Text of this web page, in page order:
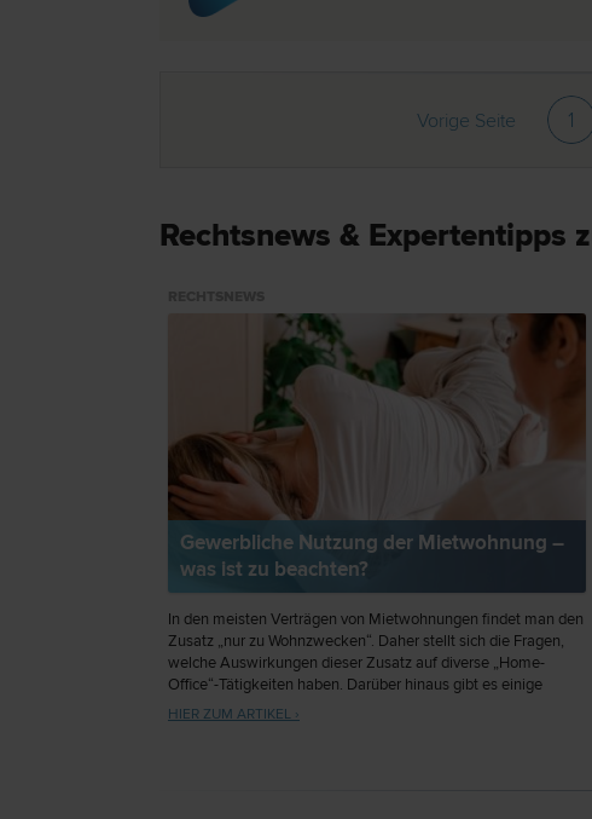
Vorige Seite 1
Rechtsnews & Expertentipps
Gewerbliche Nutzung der Mietwohnung –
was ist zu beachten?
In den meisten Verträgen von Mietwohnungen findet man den
Zusatz „nur zu Wohnzwecken“. Daher stellt sich die Fragen,
welche Auswirkungen dieser Zusatz auf diverse „Home-
Office“-Tätigkeiten haben. Darüber hinaus gibt es einige
wichtige Faktoren, die zu beachten sind, wenn man ein
HIER ZUM ARTIKEL ›